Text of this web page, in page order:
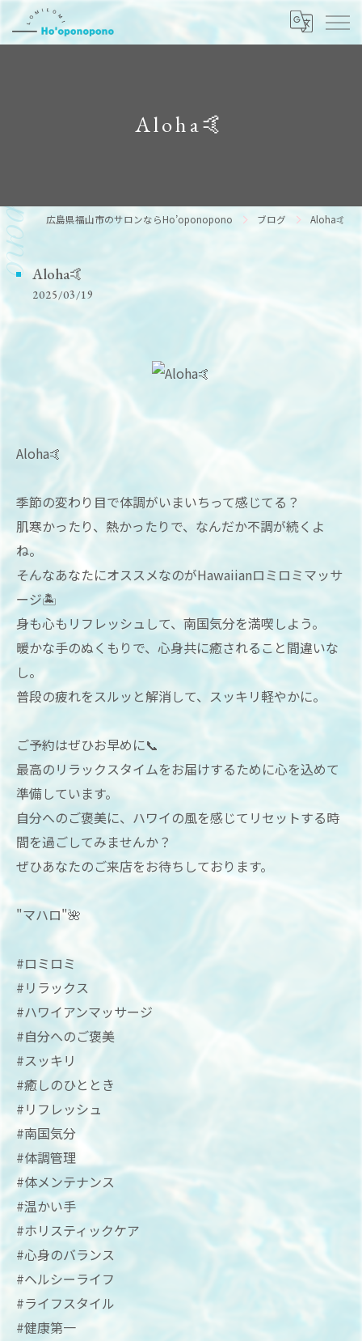
Aloha🤙
広島県福山市のサロンならHo’oponopono ブログ Aloha🤙
Aloha🤙
2025/03/19
Aloha🤙
季節の変わり目で体調がいまいちって感じてる？
肌寒かったり、熱かったりで、なんだか不調が続くよ
ね。
そんなあなたにオススメなのがHawaiianロミロミマッサ
ージ🏝
身も心もリフレッシュして、南国気分を満喫しよう。
暖かな手のぬくもりで、心身共に癒されること間違いな
し。
普段の疲れをスルッと解消して、スッキリ軽やかに。
ご予約はぜひお早めに📞
最高のリラックスタイムをお届けするために心を込めて
準備しています。
自分へのご褒美に、ハワイの風を感じてリセットする時
間を過ごしてみませんか？
ぜひあなたのご来店をお待ちしております。
"マハロ"🌺
#ロミロミ
#リラックス
#ハワイアンマッサージ
#自分へのご褒美
#スッキリ
#癒しのひととき
#リフレッシュ
#南国気分
#体調管理
#体メンテナンス
#温かい手
#ホリスティックケア
#心身のバランス
#ヘルシーライフ
#ライフスタイル
#健康第一